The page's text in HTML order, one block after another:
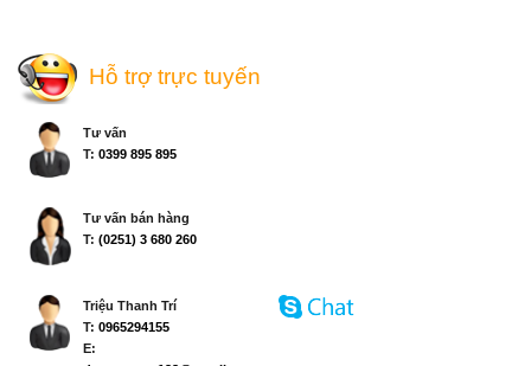
Hỗ trợ trực tuyến
Tư vấn
T: 0399 895 895
Tư vấn bán hàng
T: (0251) 3 680 260
Triệu Thanh Trí
T: 0965294155
E: